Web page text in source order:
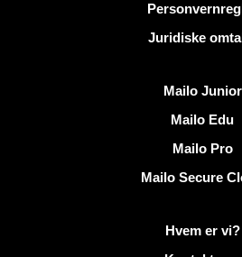
Juridiske
Mailo Junior
Mailo Edu
Mailo Pro
Mailo Secure
Mer informasjon på MailoHvem er vi?